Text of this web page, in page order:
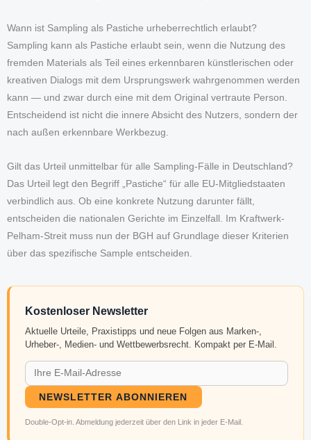
Wann ist Sampling als Pastiche urheberrechtlich erlaubt?
Sampling kann als Pastiche erlaubt sein, wenn die Nutzung des
fremden Materials als Teil eines erkennbaren künstlerischen oder
kreativen Dialogs mit dem Ursprungswerk wahrgenommen werden
kann — und zwar durch eine mit dem Original vertraute Person.
Entscheidend ist nicht die innere Absicht des Nutzers, sondern der
nach außen erkennbare Werkbezug.
Gilt das Urteil unmittelbar für alle Sampling-Fälle in Deutschland?
Das Urteil legt den Begriff „Pastiche“ für alle EU-Mitgliedstaaten
verbindlich aus. Ob eine konkrete Nutzung darunter fällt,
entscheiden die nationalen Gerichte im Einzelfall. Im Kraftwerk-
Pelham-Streit muss nun der BGH auf Grundlage dieser Kriterien
über das spezifische Sample entscheiden.
Kostenloser Newsletter
Aktuelle Urteile, Praxistipps und neue Folgen aus Marken-,
Urheber-, Medien- und Wettbewerbsrecht. Kompakt per E-Mail.
NEWSLETTER ABONNIEREN
Double-Opt-in. Abmeldung jederzeit über den Link in jeder E-Mail.